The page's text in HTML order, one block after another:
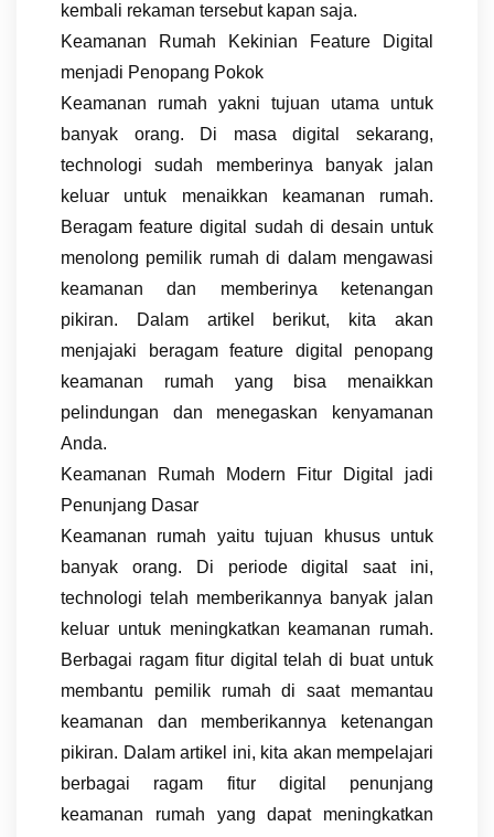
kembali rekaman tersebut kapan saja.
Keamanan Rumah Kekinian Feature Digital
menjadi Penopang Pokok
Keamanan rumah yakni tujuan utama untuk
banyak orang. Di masa digital sekarang,
technologi sudah memberinya banyak jalan
keluar untuk menaikkan keamanan rumah.
Beragam feature digital sudah di desain untuk
menolong pemilik rumah di dalam mengawasi
keamanan dan memberinya ketenangan
pikiran. Dalam artikel berikut, kita akan
menjajaki beragam feature digital penopang
keamanan rumah yang bisa menaikkan
pelindungan dan menegaskan kenyamanan
Anda.
Keamanan Rumah Modern Fitur Digital jadi
Penunjang Dasar
Keamanan rumah yaitu tujuan khusus untuk
banyak orang. Di periode digital saat ini,
technologi telah memberikannya banyak jalan
keluar untuk meningkatkan keamanan rumah.
Berbagai ragam fitur digital telah di buat untuk
membantu pemilik rumah di saat memantau
keamanan dan memberikannya ketenangan
pikiran. Dalam artikel ini, kita akan mempelajari
berbagai ragam fitur digital penunjang
keamanan rumah yang dapat meningkatkan